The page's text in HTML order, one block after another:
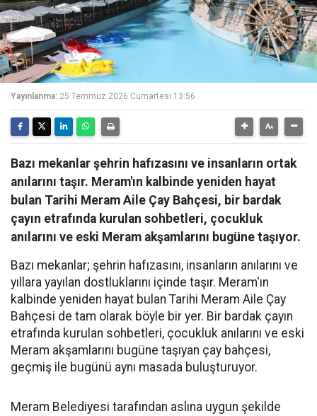
Yayınlanma: 25 Temmuz 2026 Cumartesi 13:56
Bazı mekanlar şehrin hafızasını ve insanların ortak
anılarını taşır. Meram'ın kalbinde yeniden hayat
bulan Tarihi Meram Aile Çay Bahçesi, bir bardak
çayın etrafında kurulan sohbetleri, çocukluk
anılarını ve eski Meram akşamlarını bugüne taşıyor.
Bazı mekanlar; şehrin hafızasını, insanların anılarını ve
yıllara yayılan dostluklarını içinde taşır. Meram'ın
kalbinde yeniden hayat bulan Tarihi Meram Aile Çay
Bahçesi de tam olarak böyle bir yer. Bir bardak çayın
etrafında kurulan sohbetleri, çocukluk anılarını ve eski
Meram akşamlarını bugüne taşıyan çay bahçesi,
geçmiş ile bugünü aynı masada buluşturuyor.
Meram Belediyesi tarafından aslına uygun şekilde